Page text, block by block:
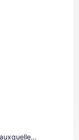
Article 15 · Personnes extérieures auxquelles le règlement intérieur est opposable